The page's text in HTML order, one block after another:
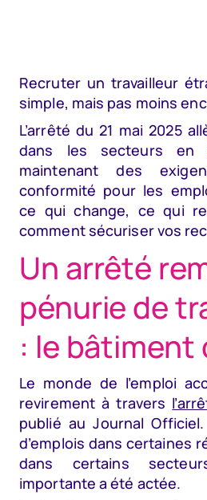
Recruter un travailleur
simple, mais pas moins
L’arrêté du 21 mai 2025
dans les secteurs en
maintenant des
conformité pour les
ce qui change, ce qui
comment sécuriser vos
Un arrêté
pénurie de
: le bâtiment
Le monde de l’emploi
revirement à travers
publié au Journal
d’emplois dans certaines
dans certains
importante a été actée.